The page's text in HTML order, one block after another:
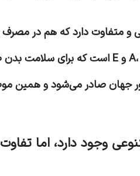
و متفاوت دارد که هم در
وجود دارد، اما